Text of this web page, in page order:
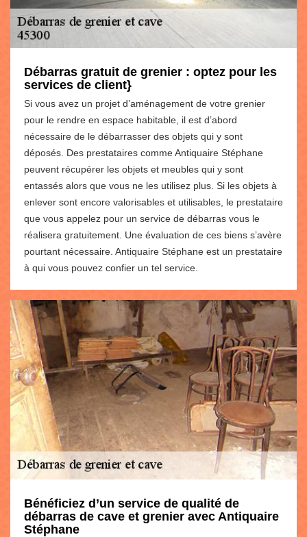
Débarras gratuit de grenier : optez pour les
services de client}
Si vous avez un projet d’aménagement de votre grenier
pour le rendre en espace habitable, il est d’abord
nécessaire de le débarrasser des objets qui y sont
déposés. Des prestataires comme Antiquaire Stéphane
peuvent récupérer les objets et meubles qui y sont
entassés alors que vous ne les utilisez plus. Si les objets à
enlever sont encore valorisables et utilisables, le prestataire
que vous appelez pour un service de débarras vous le
réalisera gratuitement. Une évaluation de ces biens s’avère
pourtant nécessaire. Antiquaire Stéphane est un prestataire
à qui vous pouvez confier un tel service.
Bénéficiez d’un service de qualité de
débarras de cave et grenier avec Antiquaire
Stéphane